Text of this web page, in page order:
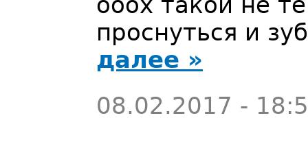
проснуться и
далее »
08.02.2017 -